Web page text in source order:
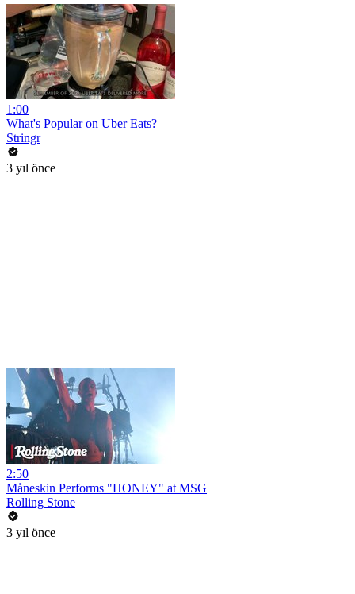
1:00
What's Popular on Uber Eats?
Stringr
3 yıl önce
2:50
Måneskin Performs "HONEY" at MSG
Rolling Stone
3 yıl önce